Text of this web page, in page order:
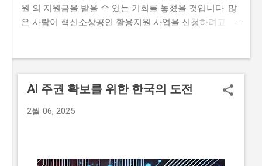
원 의 지원금을 받을 수 있는 기회를 놓쳤을 것입니다. 많
은 사람이 혁신소상공인 활용지원 사업을 신청하려고 하
신소상공인 활용지원 사업의 신청 자격과 준비물, 지원 내
용과 실제 혜택, 단계별 신청 방법, 탈락하는 이유와 합격
니다. 지금 신청하러 가기 📋 목차 이 사업, 정말 받을 수
AI 주권 확보를 위한 한국의 도전
2월 06, 2025